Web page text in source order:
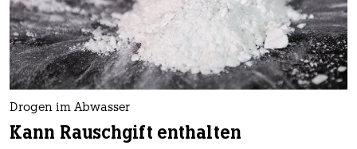
Drogen im Abwasser
Kann Rauschgift enthalten